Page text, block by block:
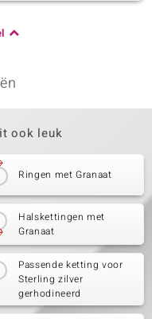
ook leuk
Ringen met Granaat
Halskettingen met
Granaat
Passende ketting voor
Sterling zilver
gerhodineerd